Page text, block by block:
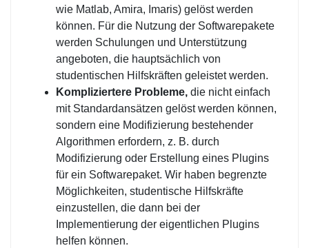
wie Matlab, Amira, Imaris) gelöst werden
können. Für die Nutzung der Softwarepakete
werden Schulungen und Unterstützung
angeboten, die hauptsächlich von
studentischen Hilfskräften geleistet werden.
Kompliziertere Probleme, die nicht einfach
mit Standardansätzen gelöst werden können,
sondern eine Modifizierung bestehender
Algorithmen erfordern, z. B. durch
Modifizierung oder Erstellung eines Plugins
für ein Softwarepaket. Wir haben begrenzte
Möglichkeiten, studentische Hilfskräfte
einzustellen, die dann bei der
Implementierung der eigentlichen Plugins
helfen können.